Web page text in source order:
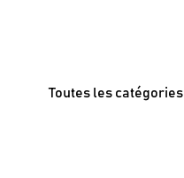
Toutes les catégories